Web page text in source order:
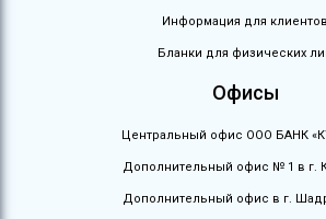
Информация для клиентов
Бланки для физических
Офисы
Центральный офис ООО БАНК
Дополнительный офис № 1 в г.
Дополнительный офис в г.